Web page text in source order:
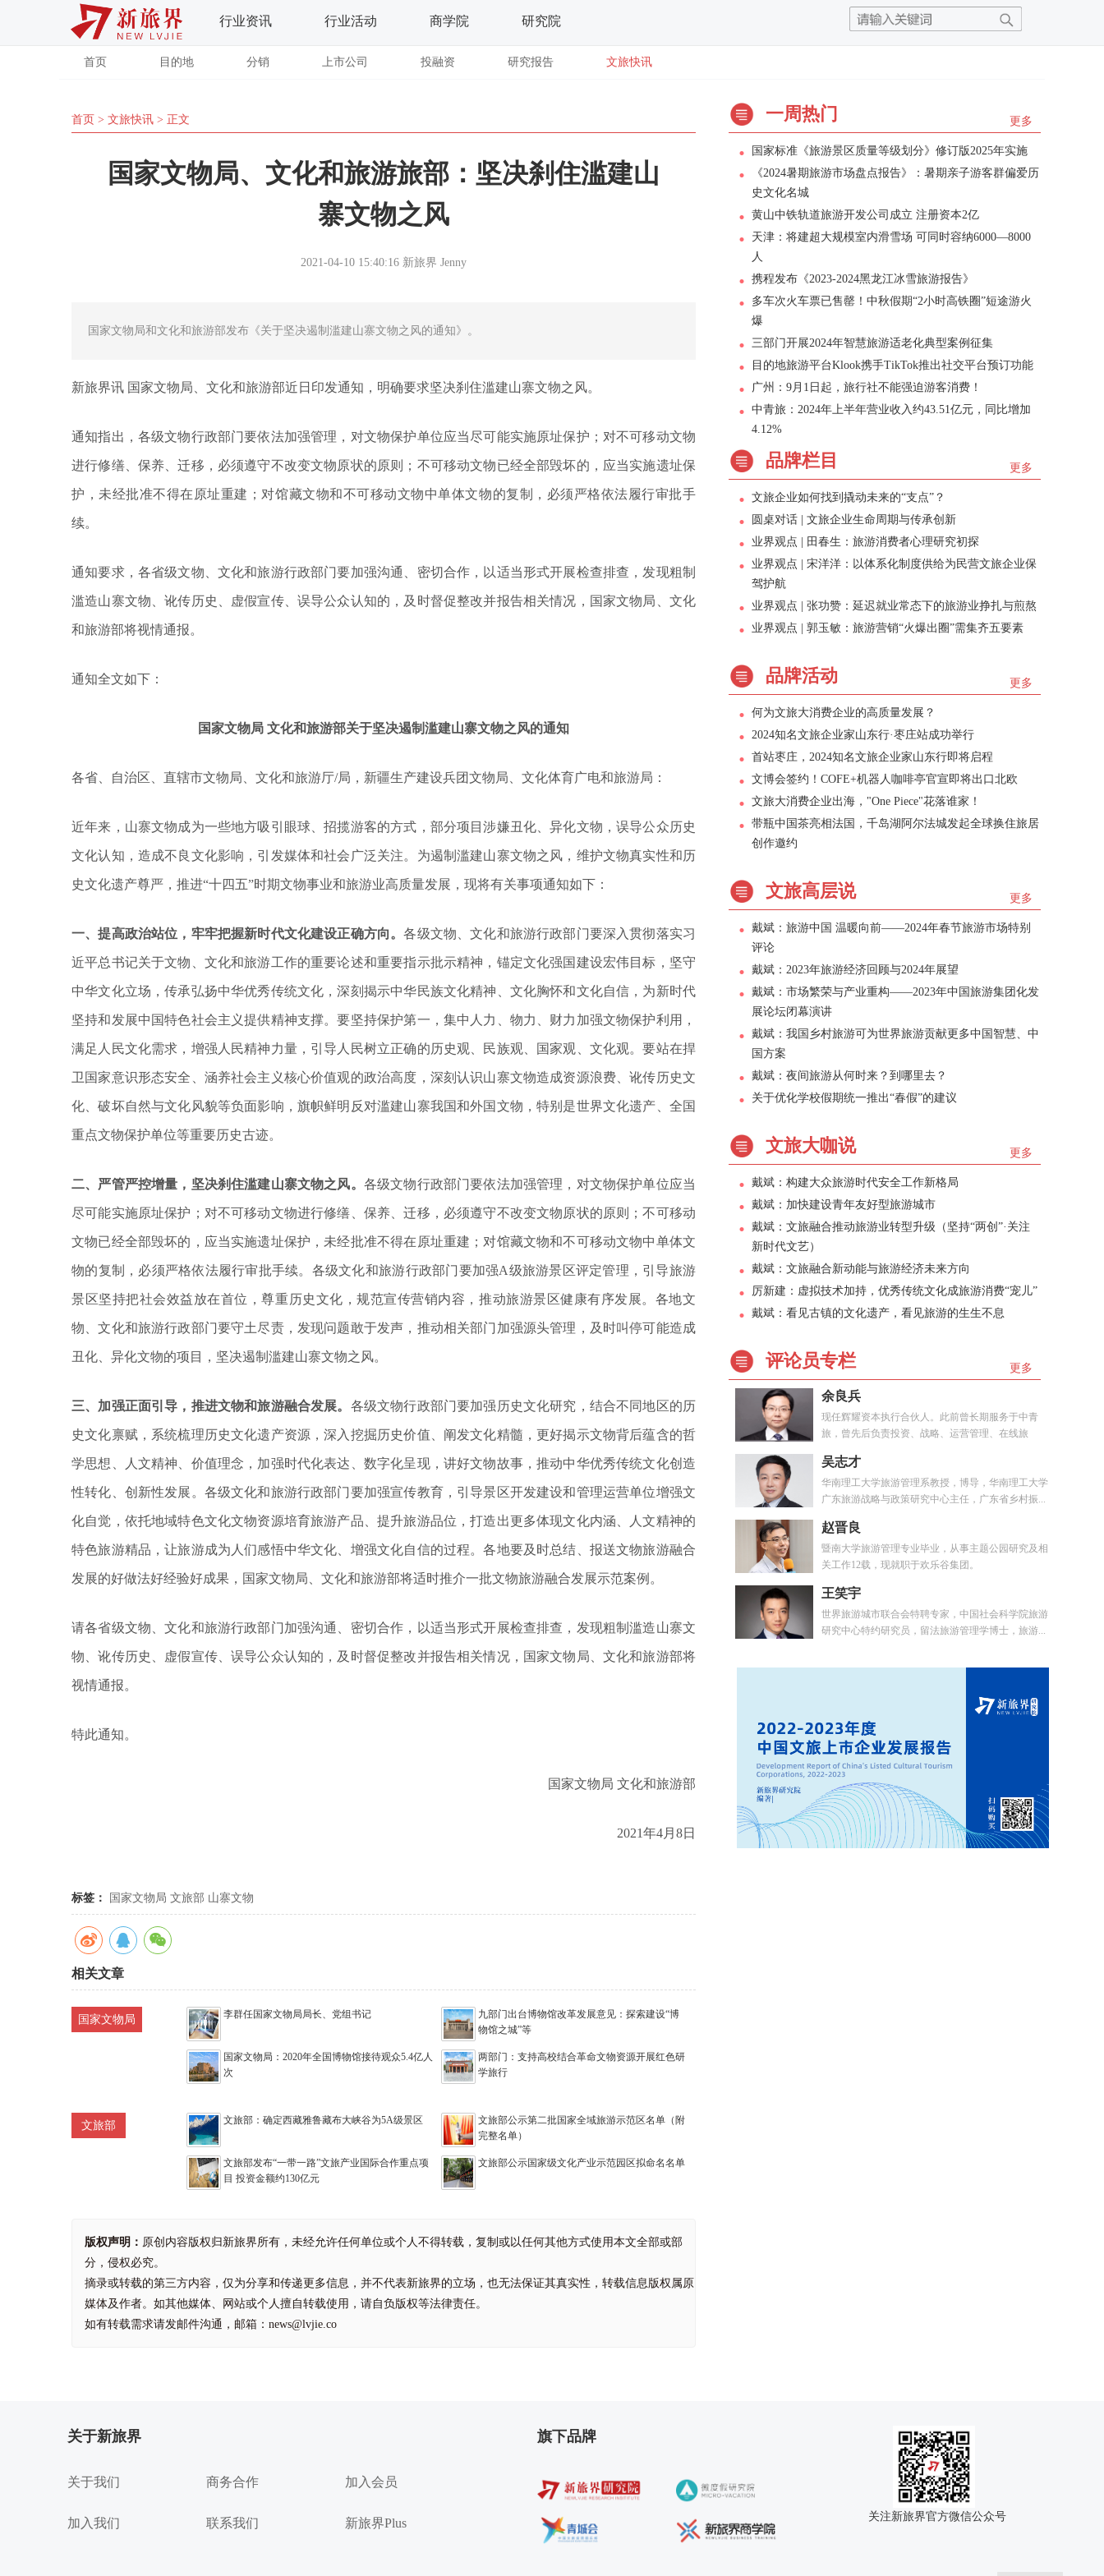
行业资讯 行业活动 商学院 研究院
首页 目的地 分销 上市公司 投融资 研究报告 文旅快讯
首页 > 文旅快讯 > 正文
国家文物局、文化和旅游旅部：坚决刹住滥建山
寨文物之风
2021-04-10 15:40:16 新旅界 Jenny
国家文物局和文化和旅游部发布《关于坚决遏制滥建山寨文物之风的通知》。
新旅界讯 国家文物局、文化和旅游部近日印发通知，明确要求坚决刹住滥建山寨文物之风。
通知指出，各级文物行政部门要依法加强管理，对文物保护单位应当尽可能实施原址保护；对不可移动文物
进行修缮、保养、迁移，必须遵守不改变文物原状的原则；不可移动文物已经全部毁坏的，应当实施遗址保
护，未经批准不得在原址重建；对馆藏文物和不可移动文物中单体文物的复制，必须严格依法履行审批手
续。
通知要求，各省级文物、文化和旅游行政部门要加强沟通、密切合作，以适当形式开展检查排查，发现粗制
滥造山寨文物、讹传历史、虚假宣传、误导公众认知的，及时督促整改并报告相关情况，国家文物局、文化
和旅游部将视情通报。
通知全文如下：
国家文物局 文化和旅游部关于坚决遏制滥建山寨文物之风的通知
各省、自治区、直辖市文物局、文化和旅游厅/局，新疆生产建设兵团文物局、文化体育广电和旅游局：
近年来，山寨文物成为一些地方吸引眼球、招揽游客的方式，部分项目涉嫌丑化、异化文物，误导公众历史
文化认知，造成不良文化影响，引发媒体和社会广泛关注。为遏制滥建山寨文物之风，维护文物真实性和历
史文化遗产尊严，推进“十四五”时期文物事业和旅游业高质量发展，现将有关事项通知如下：
一、提高政治站位，牢牢把握新时代文化建设正确方向。各级文物、文化和旅游行政部门要深入贯彻落实习
近平总书记关于文物、文化和旅游工作的重要论述和重要指示批示精神，锚定文化强国建设宏伟目标，坚守
中华文化立场，传承弘扬中华优秀传统文化，深刻揭示中华民族文化精神、文化胸怀和文化自信，为新时代
坚持和发展中国特色社会主义提供精神支撑。要坚持保护第一，集中人力、物力、财力加强文物保护利用，
满足人民文化需求，增强人民精神力量，引导人民树立正确的历史观、民族观、国家观、文化观。要站在捍
卫国家意识形态安全、涵养社会主义核心价值观的政治高度，深刻认识山寨文物造成资源浪费、讹传历史文
化、破坏自然与文化风貌等负面影响，旗帜鲜明反对滥建山寨我国和外国文物，特别是世界文化遗产、全国
重点文物保护单位等重要历史古迹。
二、严管严控增量，坚决刹住滥建山寨文物之风。 各级文物行政部门要依法加强管理，对文物保护单位应当
尽可能实施原址保护；对不可移动文物进行修缮、保养、迁移，必须遵守不改变文物原状的原则；不可移动
文物已经全部毁坏的，应当实施遗址保护，未经批准不得在原址重建；对馆藏文物和不可移动文物中单体文
物的复制，必须严格依法履行审批手续。各级文化和旅游行政部门要加强A级旅游景区评定管理，引导旅游
景区坚持把社会效益放在首位，尊重历史文化，规范宣传营销内容，推动旅游景区健康有序发展。各地文
物、文化和旅游行政部门要守土尽责，发现问题敢于发声，推动相关部门加强源头管理，及时叫停可能造成
丑化、异化文物的项目，坚决遏制滥建山寨文物之风。
三、加强正面引导，推进文物和旅游融合发展。 各级文物行政部门要加强历史文化研究，结合不同地区的历
史文化禀赋，系统梳理历史文化遗产资源，深入挖掘历史价值、阐发文化精髓，更好揭示文物背后蕴含的哲
学思想、人文精神、价值理念，加强时代化表达、数字化呈现，讲好文物故事，推动中华优秀传统文化创造
性转化、创新性发展。各级文化和旅游行政部门要加强宣传教育，引导景区开发建设和管理运营单位增强文
化自觉，依托地域特色文化文物资源培育旅游产品、提升旅游品位，打造出更多体现文化内涵、人文精神的
特色旅游精品，让旅游成为人们感悟中华文化、增强文化自信的过程。各地要及时总结、报送文物旅游融合
发展的好做法好经验好成果，国家文物局、文化和旅游部将适时推介一批文物旅游融合发展示范案例。
请各省级文物、文化和旅游行政部门加强沟通、密切合作，以适当形式开展检查排查，发现粗制滥造山寨文
物、讹传历史、虚假宣传、误导公众认知的，及时督促整改并报告相关情况，国家文物局、文化和旅游部将
视情通报。
特此通知。
国家文物局 文化和旅游部
2021年4月8日
标签： 国家文物局 文旅部 山寨文物
相关文章
国家文物局 李群任国家文物局局长、党组书记
九部门出台博物馆改革发展意见：探索建设“博
物馆之城”等
国家文物局：2020年全国博物馆接待观众5.4亿人
次
两部门：支持高校结合革命文物资源开展红色研
学旅行
文旅部 文旅部：确定西藏雅鲁藏布大峡谷为5A级景区
文旅部公示第二批国家全域旅游示范区名单（附
完整名单）
文旅部发布“一带一路”文旅产业国际合作重点项
目 投资金额约130亿元
文旅部公示国家级文化产业示范园区拟命名名单
版权声明： 原创内容版权归新旅界所有，未经允许任何单位或个人不得转载，复制或以任何其他方式使用本文全部或部
分，侵权必究。
摘录或转载的第三方内容，仅为分享和传递更多信息，并不代表新旅界的立场，也无法保证其真实性，转载信息版权属原
媒体及作者。如其他媒体、网站或个人擅自转载使用，请自负版权等法律责任。
如有转载需求请发邮件沟通，邮箱：news@lvjie.co
更多
一周热门
国家标准《旅游景区质量等级划分》修订版2025年实施
《2024暑期旅游市场盘点报告》：暑期亲子游客群偏爱历
史文化名城
黄山中铁轨道旅游开发公司成立 注册资本2亿
天津：将建超大规模室内滑雪场 可同时容纳6000—8000
人
携程发布《2023-2024黑龙江冰雪旅游报告》
多车次火车票已售罄！中秋假期“2小时高铁圈”短途游火
爆
三部门开展2024年智慧旅游适老化典型案例征集
目的地旅游平台Klook携手TikTok推出社交平台预订功能
广州：9月1日起，旅行社不能强迫游客消费！
中青旅：2024年上半年营业收入约43.51亿元，同比增加
4.12%
更多
品牌栏目
文旅企业如何找到撬动未来的“支点”？
圆桌对话 | 文旅企业生命周期与传承创新
业界观点 | 田春生：旅游消费者心理研究初探
业界观点 | 宋洋洋：以体系化制度供给为民营文旅企业保
驾护航
业界观点 | 张功赞：延迟就业常态下的旅游业挣扎与煎熬
业界观点 | 郭玉敏：旅游营销“火爆出圈”需集齐五要素
更多
品牌活动
何为文旅大消费企业的高质量发展？
2024知名文旅企业家山东行·枣庄站成功举行
首站枣庄，2024知名文旅企业家山东行即将启程
文博会签约！COFE+机器人咖啡亭官宣即将出口北欧
文旅大消费企业出海，"One Piece"花落谁家！
带瓶中国茶亮相法国，千岛湖阿尔法城发起全球换住旅居
创作邀约
更多
文旅高层说
戴斌：旅游中国 温暖向前——2024年春节旅游市场特别
评论
戴斌：2023年旅游经济回顾与2024年展望
戴斌：市场繁荣与产业重构——2023年中国旅游集团化发
展论坛闭幕演讲
戴斌：我国乡村旅游可为世界旅游贡献更多中国智慧、中
国方案
戴斌：夜间旅游从何时来？到哪里去？
关于优化学校假期统一推出“春假”的建议
更多
文旅大咖说
戴斌：构建大众旅游时代安全工作新格局
戴斌：加快建设青年友好型旅游城市
戴斌：文旅融合推动旅游业转型升级（坚持“两创”·关注
新时代文艺）
戴斌：文旅融合新动能与旅游经济未来方向
厉新建：虚拟技术加持，优秀传统文化成旅游消费“宠儿”
戴斌：看见古镇的文化遗产，看见旅游的生生不息
更多
评论员专栏
余良兵
现任辉耀资本执行合伙人。此前曾长期服务于中青
旅，曾先后负责投资、战略、运营管理、在线旅
吴志才
华南理工大学旅游管理系教授，博导，华南理工大学
广东旅游战略与政策研究中心主任，广东省乡村振...
赵晋良
暨南大学旅游管理专业毕业，从事主题公园研究及相
关工作12载，现就职于欢乐谷集团。
王笑宇
世界旅游城市联合会特聘专家，中国社会科学院旅游
研究中心特约研究员，留法旅游管理学博士，旅游...
关于新旅界
关于我们
加入我们
商务合作
联系我们
加入会员
新旅界Plus
旗下品牌
关注新旅界官方微信公众号